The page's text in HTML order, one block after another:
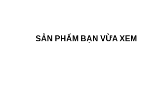
SẢN PHẨM BẠN VỪA XEM